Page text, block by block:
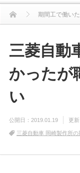
期間工で働い
三菱自動
かったが
い
公開日： 2019.01.19 更新
三菱自動車 岡崎製作所の